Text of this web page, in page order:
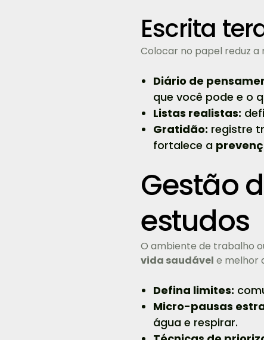
Escrita
Colocar no papel reduz
Diário de
que você pode e o
Listas realistas:
Gratidão: registre
fortalece a
Gestão
estudos
O ambiente de trabalho
vida saudável e melhor
Defina limites:
Micro-pausas
água e respirar.